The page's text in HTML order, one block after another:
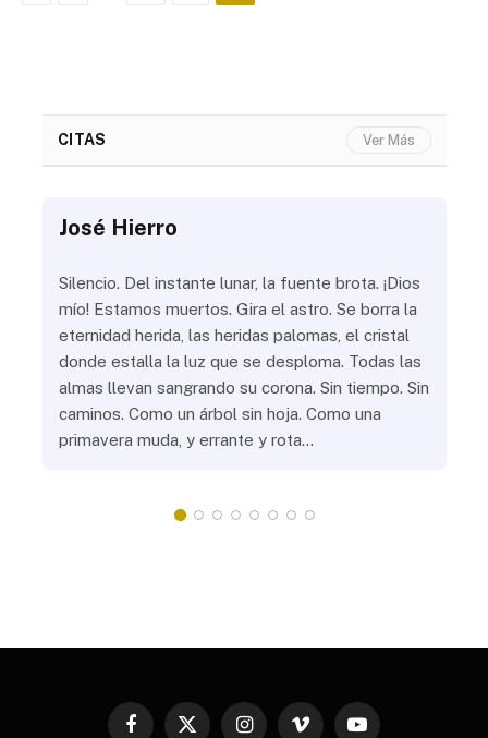
CITAS Ver Más
José Hierro
Silencio. Del instante lunar, la fuente brota. ¡Dios
mío! Estamos muertos. Gira el astro. Se borra la
eternidad herida, las heridas palomas, el cristal
donde estalla la luz que se desploma. Todas las
almas llevan sangrando su corona. Sin tiempo. Sin
caminos. Como un árbol sin hoja. Como una
primavera muda, y errante y rota…
Facebook
X InstagramVimeo YouTube